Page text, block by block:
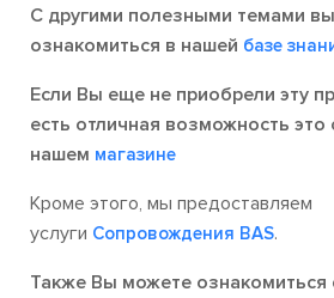
С другими полезными темами
ознакомиться в нашей базе
Если Вы еще не приобрели эту
есть отличная возможность это
нашем магазине
Кроме этого, мы предоставляем
услуги Сопровождения BAS.
Также Вы можете ознакомиться